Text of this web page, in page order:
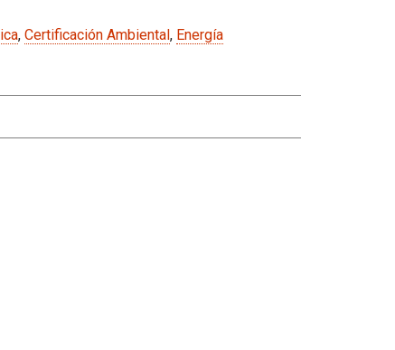
, Certificación Ambiental, Energía